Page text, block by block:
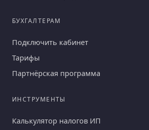
БУХГАЛТЕРАМ
Подключить кабинет
Тарифы
Партнёрская программа
ИНСТРУМЕНТЫ
Калькулятор налогов ИП